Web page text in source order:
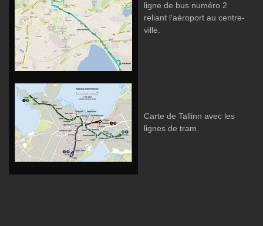
ligne de bus numéro 2
reliant l'aéroport au centre-
ville.
Carte de Tallinn avec les
lignes de tram.